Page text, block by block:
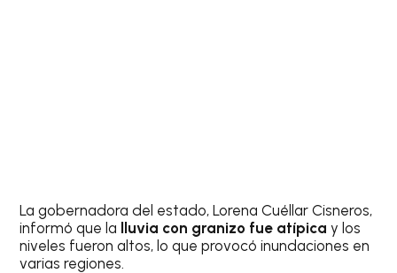
La gobernadora del estado, Lorena Cuéllar Cisneros,
informó que la lluvia con granizo fue atípica y los
niveles fueron altos, lo que provocó inundaciones en
varias regiones.